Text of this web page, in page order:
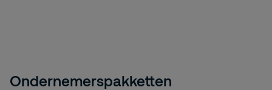
Ondernemerspakketten